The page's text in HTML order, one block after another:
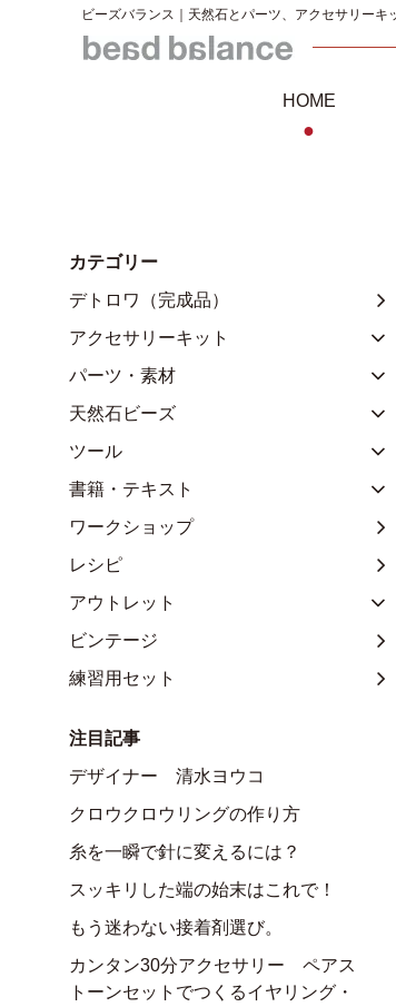
ビーズバランス｜天然石とパーツ、アクセサリーキ
HOME
●
カテゴリー
デトロワ（完成品）
アクセサリーキット
パーツ・素材
天然石ビーズ
ツール
書籍・テキスト
ワークショップ
レシピ
アウトレット
ビンテージ
練習用セット
注目記事
デザイナー 清水ヨウコ
クロウクロウリングの作り方
糸を一瞬で針に変えるには？
スッキリした端の始末はこれで！
もう迷わない接着剤選び。
カンタン30分アクセサリー ペアス
トーンセットでつくるイヤリング・